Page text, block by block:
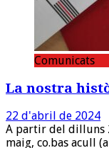
Comunicats
La nostra
22 d'abril de 2024
A partir del dilluns
maig, co.bas acull